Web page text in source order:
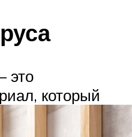
это
который